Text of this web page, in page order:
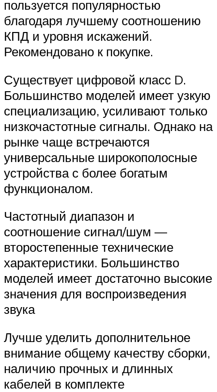
пользуется популярностью
благодаря лучшему соотношению
КПД и уровня искажений.
Рекомендовано к покупке.
Существует цифровой класс D.
Большинство моделей имеет узкую
специализацию, усиливают только
низкочастотные сигналы. Однако на
рынке чаще встречаются
универсальные широкополосные
устройства с более богатым
функционалом.
Частотный диапазон и
соотношение сигнал/шум —
второстепенные технические
характеристики. Большинство
моделей имеет достаточно высокие
значения для воспроизведения
звука
Лучше уделить дополнительное
внимание общему качеству сборки,
наличию прочных и длинных
кабелей в комплекте